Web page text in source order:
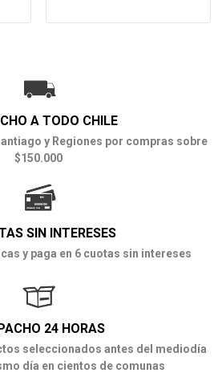
A TODO CHILE
y Regiones por compras sobre
$150.000
SIN INTERESES
y paga en 6 cuotas sin intereses
24 HORAS
seleccionados antes del mediodía
día en cientos de comunas